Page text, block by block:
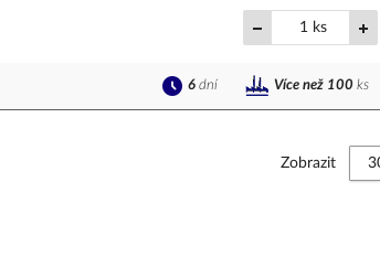
ks
6 dní Více než 100 ks
Zobrazit